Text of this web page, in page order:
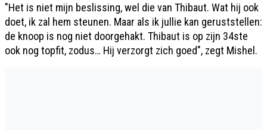
"Het is niet mijn beslissing, wel die van Thibaut. Wat hij ook
doet, ik zal hem steunen. Maar als ik jullie kan geruststellen:
de knoop is nog niet doorgehakt. Thibaut is op zijn 34ste
ook nog topfit, zodus… Hij verzorgt zich goed", zegt Mishel.